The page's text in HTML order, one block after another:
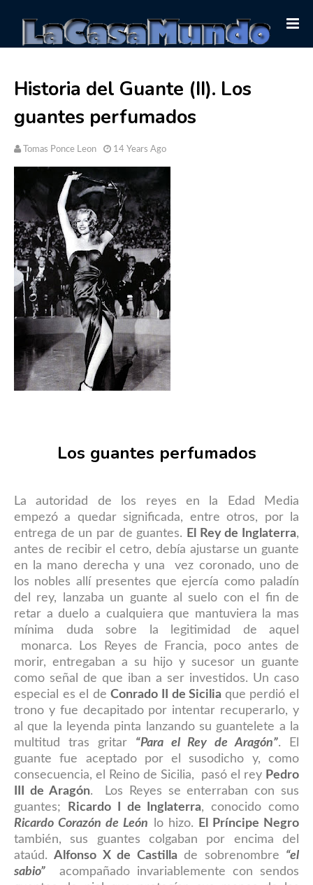
Historia del Guante (II). Los
guantes perfumados
Tomas Ponce Leon 14 Years Ago
Los guantes perfumados
La autoridad de los reyes en la Edad Media
empezó a quedar significada, entre otros, por la
entrega de un par de guantes.
El Rey de Inglaterra,
antes de recibir el cetro, debía ajustarse un guante
en la mano derecha y una vez coronado, uno de
los nobles allí presentes que ejercía como paladín
del rey, lanzaba un guante al suelo con el fin de
retar a duelo a cualquiera que mantuviera la mas
mínima duda sobre la legitimidad de aquel
monarca. Los Reyes de Francia, poco antes de
morir, entregaban a su hijo y sucesor un guante
como señal de que iban a ser investidos. Un caso
especial es el deConrado II de Sicilia que perdió el
trono y fue decapitado por intentar recuperarlo, y
al que la leyenda pinta lanzando su guantelete a la
multitud tras gritar “Para el Rey de Aragón”. El
guante fue aceptado por el susodicho y, como
consecuencia, el Reino de Sicilia, pasó el rey Pedro
III de Aragón. Los Reyes se enterraban con sus
guantes;
Ricardo I de Inglaterra, conocido como
Ricardo Corazón de León lo hizo.
El Príncipe Negro
también, sus guantes colgaban por encima del
ataúd.Alfonso X de Castilla de sobrenombre “el
sabio” acompañado invariablemente con sendos